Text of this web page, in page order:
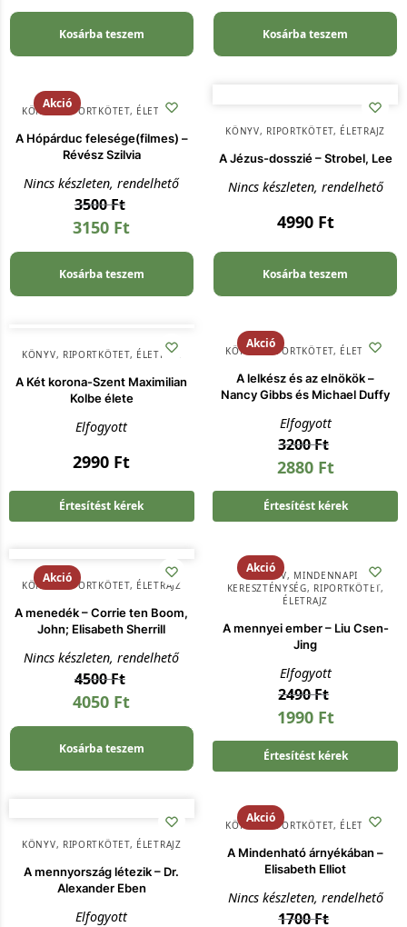
Kosárba teszem Kosárba teszem
Akció
KÖNYV,RIPORTKÖTET, ÉLETRAJZ
A Hópárduc felesége(filmes) –
Révész Szilvia
Nincs készleten, rendelhető
3500Ft
3150 Ft
Kosárba teszem
KÖNYV, RIPORTKÖTET, ÉLETRAJZ
A Jézus-dosszié – Strobel, Lee
Nincs készleten, rendelhető
4990 Ft
Kosárba teszem
KÖNYV, RIPORTKÖTET, ÉLETRAJZ
A Két korona-Szent Maximilian
Kolbe élete
Elfogyott
2990 Ft
Értesítést kérek
Akció
KÖNYV,RIPORTKÖTET, ÉLETRAJZ
A lelkész és az elnökök –
Nancy Gibbs és Michael Duffy
Elfogyott
3200Ft
2880 Ft
Értesítést kérek
Akció
KÖNYV,RIPORTKÖTET, ÉLETRAJZ
A menedék – Corrie ten Boom,
John; Elisabeth Sherrill
Nincs készleten, rendelhető
4500Ft
4050 Ft
Kosárba teszem
Akció
KÖNYV, MINDENNAPI
KERESZTÉNYSÉG, RIPORTKÖTET,
ÉLETRAJZ
A mennyei ember – Liu Csen-
Jing
Elfogyott
2490Ft
1990 Ft
Értesítést kérek
KÖNYV, RIPORTKÖTET, ÉLETRAJZ
A mennyország létezik – Dr.
Alexander Eben
Elfogyott
Akció
KÖNYV,RIPORTKÖTET, ÉLETRAJZ
A Mindenható árnyékában –
Elisabeth Elliot
Nincs készleten, rendelhető
1700Ft